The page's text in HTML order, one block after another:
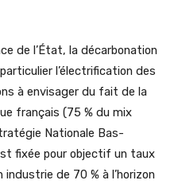
de l’État, la décarbonation
l’électrification des
à envisager du fait de la
français (75 % du mix
Nationale Bas-
fixée pour objectif un taux
de 70 % à l’horizon